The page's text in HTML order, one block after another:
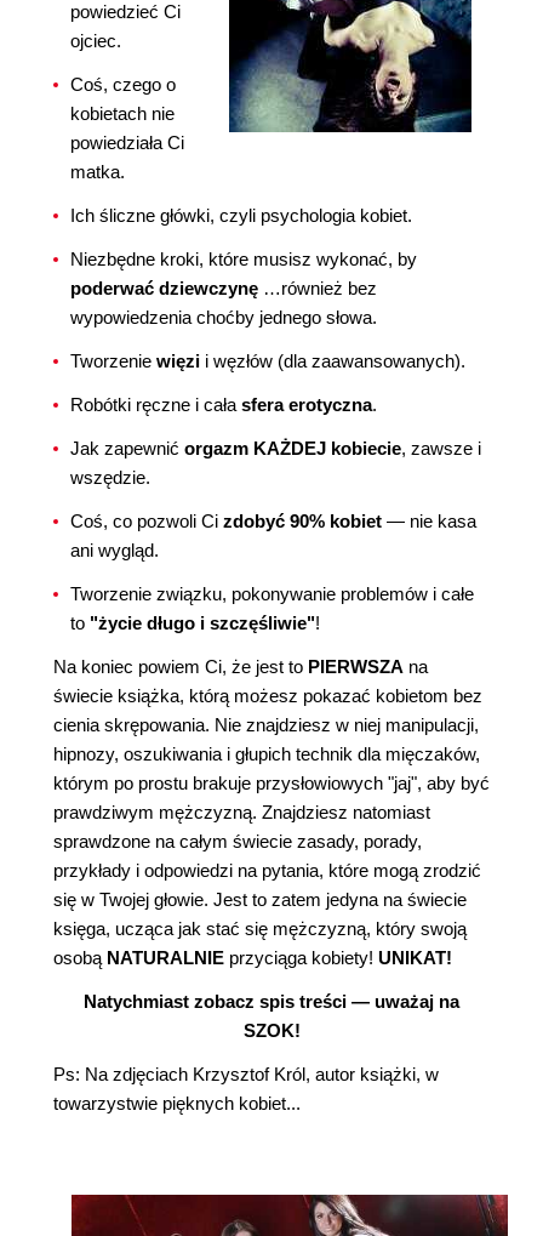
powiedzieć Ci
ojciec.
Coś, czego o
kobietach nie
powiedziała Ci
matka.
Ich śliczne główki, czyli psychologia kobiet.
Niezbędne kroki, które musisz wykonać, by
poderwać dziewczynę …również bez
wypowiedzenia choćby jednego słowa.
Tworzenie więzi i węzłów (dla zaawansowanych).
Robótki ręczne i cała sfera erotyczna.
Jak zapewnić orgazm KAŻDEJ kobiecie, zawsze i
wszędzie.
Coś, co pozwoli Ci zdobyć 90% kobiet — nie kasa
ani wygląd.
Tworzenie związku, pokonywanie problemów i całe
to "życie długo i szczęśliwie"!
Na koniec powiem Ci, że jest to PIERWSZA na
świecie książka, którą możesz pokazać kobietom bez
cienia skrępowania. Nie znajdziesz w niej manipulacji,
hipnozy, oszukiwania i głupich technik dla mięczaków,
którym po prostu brakuje przysłowiowych "jaj", aby być
prawdziwym mężczyzną. Znajdziesz natomiast
sprawdzone na całym świecie zasady, porady,
przykłady i odpowiedzi na pytania, które mogą zrodzić
się w Twojej głowie. Jest to zatem jedyna na świecie
księga, ucząca jak stać się mężczyzną, który swoją
osobą NATURALNIE przyciąga kobiety! UNIKAT!
Natychmiast zobacz spis treści — uważaj na
SZOK!
Ps: Na zdjęciach Krzysztof Król, autor książki, w
towarzystwie pięknych kobiet...